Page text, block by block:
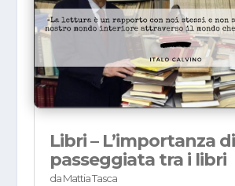
Libri – L’importanza
passeggiata tra i libri
daMattia Tasca